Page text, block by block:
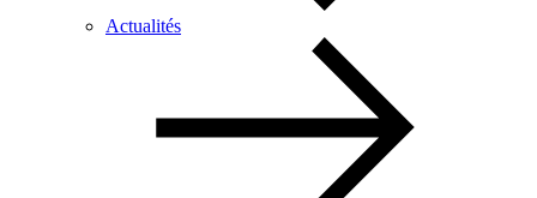
Actualités